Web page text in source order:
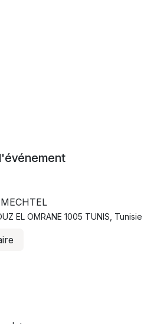
EL OMRANE 1005 TUNIS, Tunisie